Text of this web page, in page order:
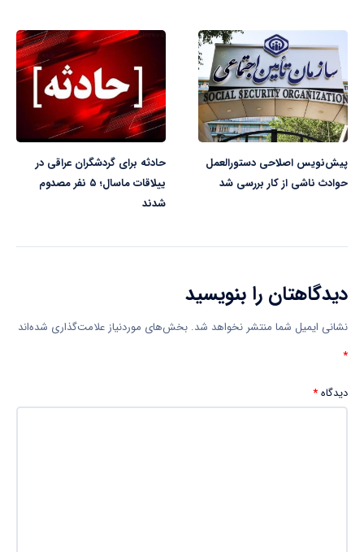
پیش‌نویس اصلاحی دستورالعمل
حوادث ناشی از کار بررسی شد
حادثه برای گردشگران عراقی در
ییلاقات ماسال؛ ۵ نفر مصدوم
شدند
دیدگاهتان را بنویسید
نشانی ایمیل شما منتشر نخواهد شد. بخش‌های موردنیاز علامت‌گذاری شده‌اند
*
دیدگاه*